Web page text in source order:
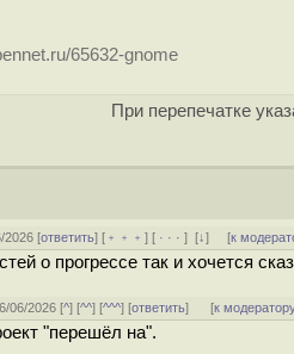
65632-gnome
При перепечатке
2026 [ответить] [ ﹢﹢﹢] [ · · ·][↓] [к
о прогрессе так и хочется
06/2026 [^] [^^] [^^^] [ответить] [к
"перешёл на".